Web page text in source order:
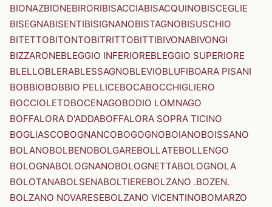
BIONAZBIONEBIRORIBISACCIABISACQUINOBISCEGLIE
BISEGNABISENTIBISIGNANOBISTAGNOBISUSCHIO
BITETTOBITONTOBITRITTOBITTIBIVONABIVONGI
BIZZARONEBLEGGIO INFERIOREBLEGGIO SUPERIORE
BLELLOBLERABLESSAGNOBLEVIOBLUFIBOARA PISANI
BOBBIOBOBBIO PELLICEBOCABOCCHIGLIERO
BOCCIOLETOBOCENAGOBODIO LOMNAGO
BOFFALORA D'ADDABOFFALORA SOPRA TICINO
BOGLIASCOBOGNANCOBOGOGNOBOIANOBOISSANO
BOLANOBOLBENOBOLGAREBOLLATEBOLLENGO
BOLOGNABOLOGNANOBOLOGNETTABOLOGNOLA
BOLOTANABOLSENABOLTIEREBOLZANO .BOZEN.
BOLZANO NOVARESEBOLZANO VICENTINOBOMARZO